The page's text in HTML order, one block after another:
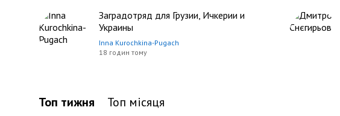
Заградотряд для Грузии, Ичкерии и
Украины
Inna Kurochkina-Pugach
18 годин тому
Топ тижня Топ мiсяця